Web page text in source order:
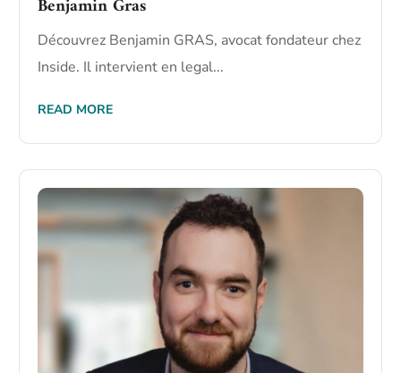
Benjamin Gras
Découvrez Benjamin GRAS, avocat fondateur chez
Inside. Il intervient en legal...
READ MORE